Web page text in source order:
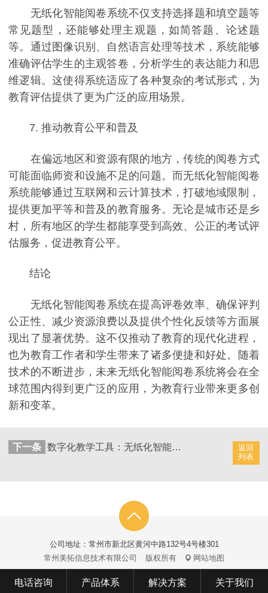
无纸化智能阅卷系统不仅支持选择题和填空题等
常见题型，还能够处理主观题，如简答题、论述题
等。通过图像识别、自然语言处理等技术，系统能够
准确评估学生的主观答卷，分析学生的表达能力和思
维逻辑。这使得系统适应了各种复杂的考试形式，为
教育评估提供了更为广泛的应用场景。
7. 推动教育公平和普及
在偏远地区和资源有限的地方，传统的阅卷方式
可能面临师资和设施不足的问题。而无纸化智能阅卷
系统能够通过互联网和云计算技术，打破地域限制，
提供更加平等和普及的教育服务。无论是城市还是乡
村，所有地区的学生都能享受到高效、公正的考试评
估服务，促进教育公平。
结论
无纸化智能阅卷系统在提高评卷效率、确保评判
公正性、减少资源浪费以及提供个性化反馈等方面展
现出了显著优势。这不仅推动了教育的现代化进程，
也为教育工作者和学生带来了诸多便捷和好处。随着
技术的不断进步，未来无纸化智能阅卷系统将会在全
球范围内得到更广泛的应用，为教育行业带来更多创
新和变革。
返回
列表
下一条 数字化教学工具：无纸化智能阅卷系统的创新
公司地址：常州市新北区黄河中路132号4号楼301
常州美拓信息技术有限公司
版权所有 网站地图
电话咨询 产品体系 解决方案 关于我们